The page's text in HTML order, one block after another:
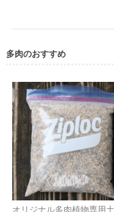
多肉のおすすめ
オリジナル多肉植物専用土